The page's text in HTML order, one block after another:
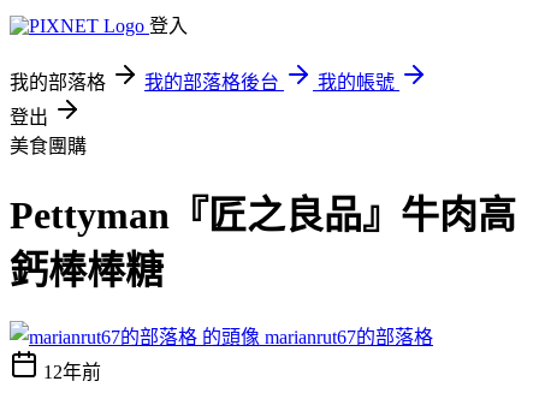
登入
我的部落格 我的部落格後台
我的帳號
登出
美食團購
Pettyman『匠之良品』牛肉高
鈣棒棒糖
marianrut67的部落格
12年前